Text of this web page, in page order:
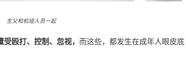
生父和机组人员一起
受殴打、控制、忽视， 而这些，都发生在成年人眼皮底